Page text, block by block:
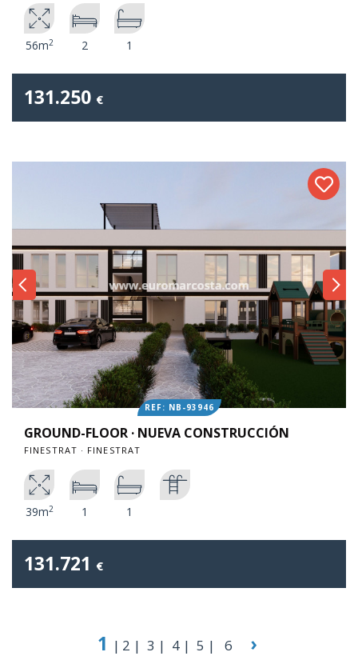
56m2 2 1
131.250 €
REF: NB-93946
GROUND-FLOOR · NUEVA CONSTRUCCIÓN
FINESTRAT · FINESTRAT
39m2 1 1
131.721 €
1 2 3 4 5 6 ›